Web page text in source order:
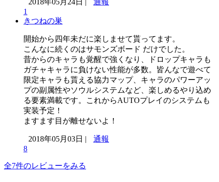
2018年05月24日 |
通報
1
きつねの巣
開始から四年未だに楽しませて貰ってます。
こんなに続くのはサモンズボード だけでした。
昔からのキャラも覚醒で強くなり、ドロップキャラも
ガチャキャラに負けない性能が多数。皆んなで遊べて
限定キャラも貰える協力マップ、キャラのパワーアッ
プの副属性やソウルシステムなど、楽しめるやり込め
る要素満載です。これからAUTOプレイのシステムも
実装予定！
ますます目が離せないよ！
2018年05月03日 |
通報
8
全7件のレビューをみる